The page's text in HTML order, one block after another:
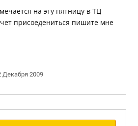
на эту пятницу в ТЦ
присоедениться пишите мне
Декабря 2009